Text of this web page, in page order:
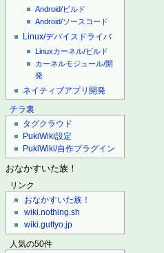
Android/ビルド
Android/ソースコード
Linux/デバイスドライバ
Linuxカーネル/ビルド
カーネルモジュール/開
発
ネイティブアプリ開発
チラ裏
タグクラウド
PukiWiki設定
PukiWiki/自作プラグイン
おなかすいた族！
リンク
おなかすいた族！
wiki.nothing.sh
wiki.guttyo.jp
人気の50件